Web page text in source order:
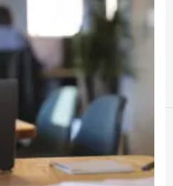
C Ciberseguridad